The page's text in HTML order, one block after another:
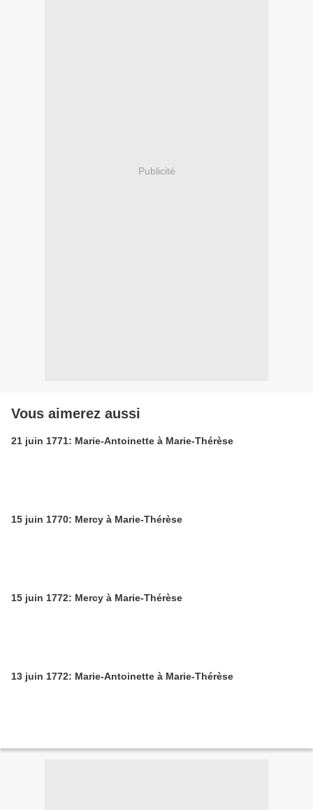
Publicité
Vous aimerez aussi
21 juin 1771: Marie-Antoinette à Marie-Thérèse
15 juin 1770: Mercy à Marie-Thérèse
15 juin 1772: Mercy à Marie-Thérèse
13 juin 1772: Marie-Antoinette à Marie-Thérèse